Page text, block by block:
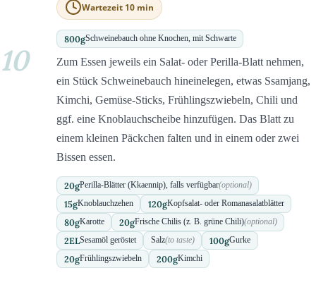
Wartezeit 10 min
800gSchweinebauch ohne Knochen, mit Schwarte
10
Zum Essen jeweils ein Salat- oder Perilla-Blatt nehmen,
ein Stück Schweinebauch hineinelegen, etwas Ssamjang,
Kimchi, Gemüse-Sticks, Frühlingszwiebeln, Chili und
ggf. eine Knoblauchscheibe hinzufügen. Das Blatt zu
einem kleinen Päckchen falten und in einem oder zwei
Bissen essen.
20gPerilla-Blätter (Kkaennip), falls verfügbar(optional)
15gKnoblauchzehen 120gKopfsalat- oder Romanasalatblätter
80gKarotte 20gFrische Chilis (z. B. grüne Chili)(optional)
2ELSesamöl geröstet Salz(to taste) 100gGurke
20gFrühlingszwiebeln 200gKimchi